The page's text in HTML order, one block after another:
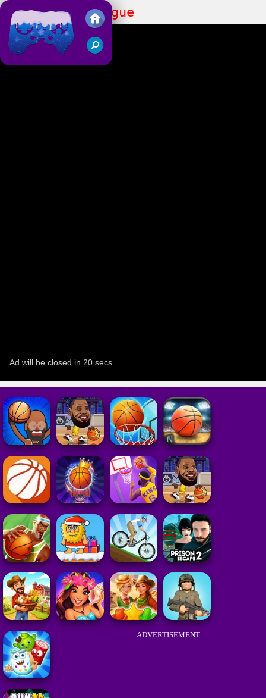
Juegos Friv 2018
Basketball League
ADVERTISEMENT